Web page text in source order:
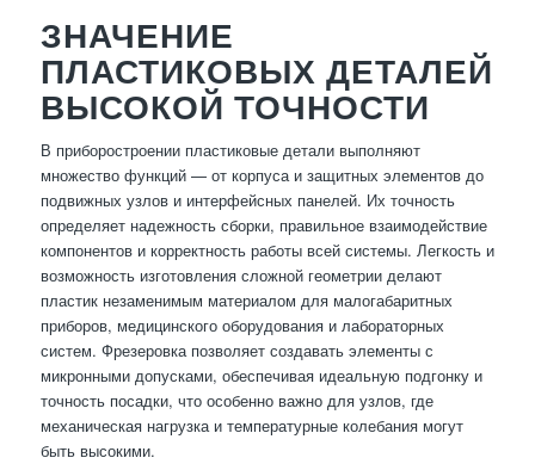
ЗНАЧЕНИЕ
ПЛАСТИКОВЫХ ДЕТАЛЕЙ
ВЫСОКОЙ ТОЧНОСТИ
В приборостроении пластиковые детали выполняют
множество функций — от корпуса и защитных элементов до
подвижных узлов и интерфейсных панелей. Их точность
определяет надежность сборки, правильное взаимодействие
компонентов и корректность работы всей системы. Легкость и
возможность изготовления сложной геометрии делают
пластик незаменимым материалом для малогабаритных
приборов, медицинского оборудования и лабораторных
систем. Фрезеровка позволяет создавать элементы с
микронными допусками, обеспечивая идеальную подгонку и
точность посадки, что особенно важно для узлов, где
механическая нагрузка и температурные колебания могут
быть высокими.